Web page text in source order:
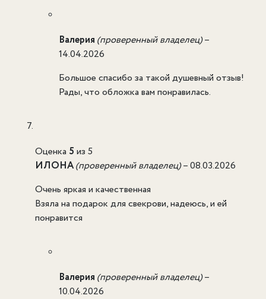
Валерия (проверенный владелец)–
14.04.2026
Большое спасибо за такой душевный отзыв!
Рады, что обложка вам понравилась.
Оценка 5 из 5
ИЛОНА(проверенный владелец)–08.03.2026
Очень яркая и качественная
Взяла на подарок для свекрови, надеюсь, и ей
понравится
Валерия (проверенный владелец)–
10.04.2026